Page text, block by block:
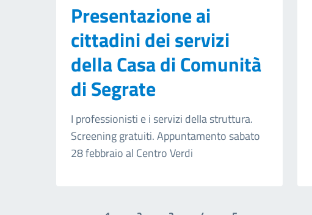
Presentazione ai
cittadini dei servizi
della Casa di Comunità
di Segrate
I professionisti e i servizi della struttura.
Screening gratuiti. Appuntamento sabato
28 febbraio al Centro Verdi